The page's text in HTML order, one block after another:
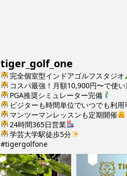
tiger_golf_one
完全個室型インドアゴルフスタジオ
コスパ最強！月額10,900円〜で使い
PGA推奨シミュレーター完備
ビジターも時間単位でいつでも利用
マンツーマンレッスンも定期開催
24時間365日営業
学芸大学駅徒歩5分
#tigergolfone